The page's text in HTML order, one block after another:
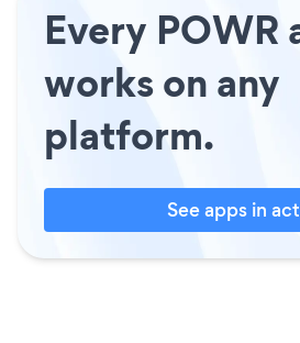
Every POWR
works on any
platform.
See apps in